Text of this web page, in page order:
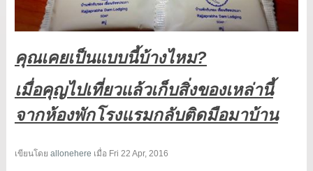
คุณเคยเป็นแบบนี้บ้างไหม?
เมื่อคุญไปเที่ยวแล้วเก็บสิ่งของเหล่านี้
จากห้องพักโรงแรมกลับติดมือมาบ้าน
เขียนโดย allonehere เมื่อ Fri 22 Apr, 2016